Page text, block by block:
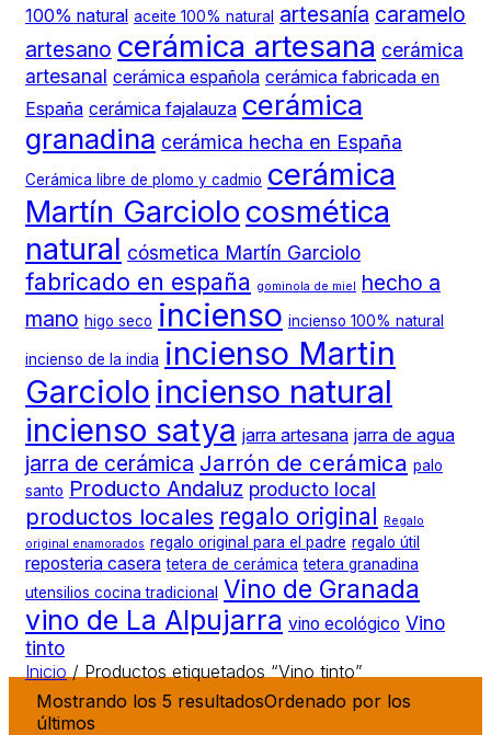
100% natural aceite 100% natural artesanía caramelo
artesano cerámica artesana cerámica
artesanal cerámica española cerámica fabricada en
España cerámica fajalauza cerámica
granadina cerámica hecha en España
Cerámica libre de plomo y cadmio cerámica
Martín Garciolo cosmética
natural cósmetica Martín Garciolo
fabricado en españa gominola de miel hecho a
mano higo seco incienso incienso 100% natural
incienso de la india incienso Martin
Garciolo incienso natural
incienso satya jarra artesana jarra de agua
jarra de cerámica Jarrón de cerámica palo
santo Producto Andaluz producto local
productos locales regalo original
Regalo
original enamorados regalo original para el padre regalo útil
reposteria casera tetera de cerámica tetera granadina
utensilios cocina tradicional Vino de Granada
vino de La Alpujarra vino ecológico Vino
tinto
Inicio / Productos etiquetados “Vino tinto”
Mostrando los 5 resultadosOrdenado por los
últimos